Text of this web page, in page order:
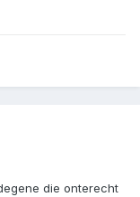
die onterecht